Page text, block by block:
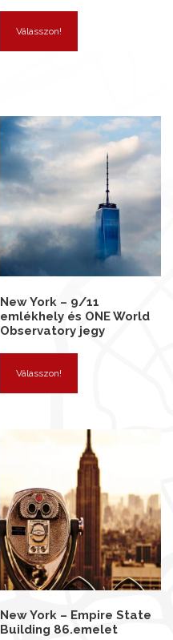
Válasszon!
New York – 9/11
emlékhely és ONE World
Observatory jegy
Válasszon!
New York – Empire State
Building 86.emelet